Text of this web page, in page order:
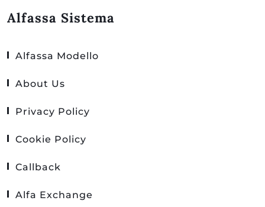
Alfassa Sistema
Alfassa Modello
About Us
Privacy Policy
Cookie Policy
Callback
Alfa Exchange